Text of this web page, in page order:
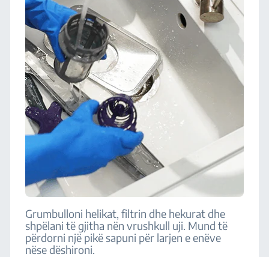
Grumbulloni helikat, filtrin dhe hekurat dhe
shpëlani të gjitha nën vrushkull uji. Mund të
përdorni një pikë sapuni për larjen e enëve
nëse dëshironi.